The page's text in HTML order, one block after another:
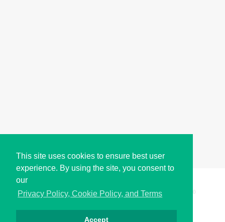
This site uses cookies to ensure best user
experience. By using the site, you consent to
our
Privacy Policy, Cookie Policy, and Terms
Accept
Copyright © i2Symbol 2011-2026, Sciweavers LLC 200